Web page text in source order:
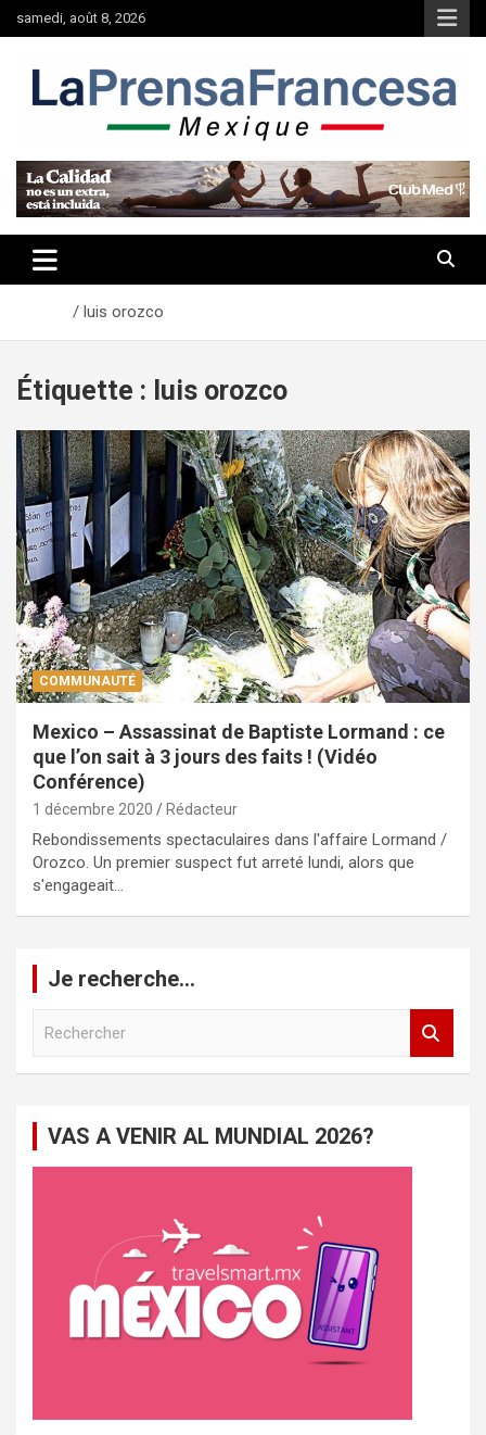
au
samedi, août 8, 2026
luis orozco
Étiquette : luis orozco
COMMUNAUTÉ
Mexico – Assassinat de Baptiste Lormand : ce
que l’on sait à 3 jours des faits ! (Vidéo
Conférence)
1 décembre 2020 Rédacteur
Rebondissements spectaculaires dans l'affaire Lormand /
Orozco. Un premier suspect fut arreté lundi, alors que
s'engageait…
Je recherche…
c
VAS A VENIR AL MUNDIAL 2026?